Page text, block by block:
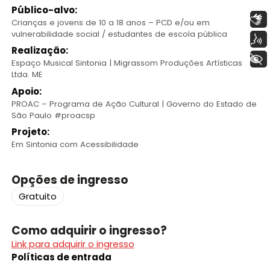
Público-alvo:
Crianças e jovens de 10 a 18 anos – PCD e/ou em
vulnerabilidade social / estudantes de escola pública
Realização:
Espaço Musical Sintonia | Migrassom Produções Artísticas
Ltda. ME
Apoio:
PROAC – Programa de Ação Cultural | Governo do Estado de
São Paulo #proacsp
Projeto:
Em Sintonia com Acessibilidade
Opções de ingresso
Gratuito
Como adquirir o ingresso?
Link para adquirir o ingresso
Políticas de entrada
Libras
Voz
+ Acessibilidade